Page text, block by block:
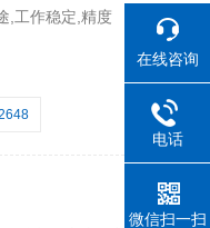
,工作稳定,精度
在线咨询
电话
微信扫一扫